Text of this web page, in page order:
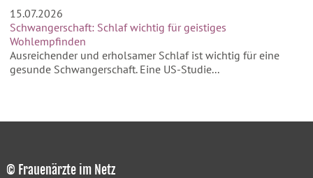
15.07.2026
Schwangerschaft: Schlaf wichtig für geistiges
Wohlempfinden
Ausreichender und erholsamer Schlaf ist wichtig für eine
gesunde Schwangerschaft. Eine US-Studie...
© Frauenärzte im Netz